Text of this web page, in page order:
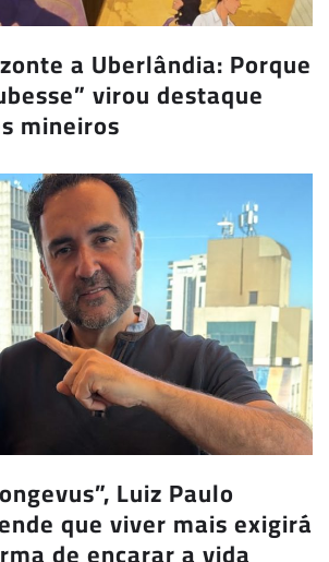
a Uberlândia: Porque
virou destaque
mineiros
Luiz Paulo
que viver mais exigirá